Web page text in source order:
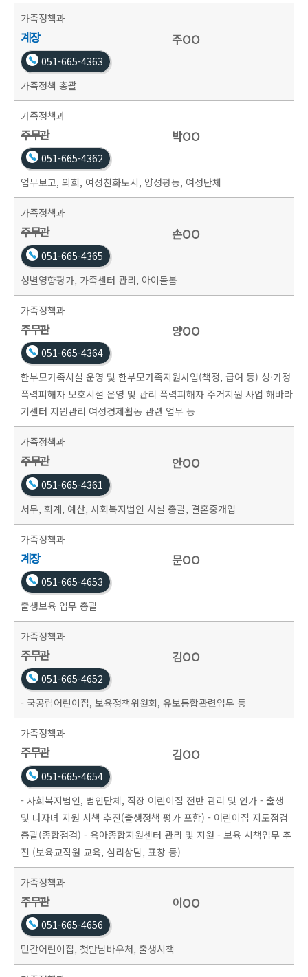
가족정책과
계장 주OO
051-665-4363
가족정책 총괄
가족정책과
주무관 박OO
051-665-4362
업무보고, 의회, 여성친화도시, 양성평등, 여성단체
가족정책과
주무관 손OO
051-665-4365
성별영향평가, 가족센터 관리, 아이돌봄
가족정책과
주무관 양OO
051-665-4364
한부모가족시설 운영 및 한부모가족지원사업(책정, 급여 등) 성·가정
폭력피해자 보호시설 운영 및 관리 폭력피해자 주거지원 사업 해바라
기센터 지원관리 여성경제활동 관련 업무 등
가족정책과
주무관 안OO
051-665-4361
서무, 회계, 예산, 사회복지법인 시설 총괄, 결혼중개업
가족정책과
계장 문OO
051-665-4653
출생보육 업무 총괄
가족정책과
주무관 김OO
051-665-4652
- 국공립어린이집, 보육정책위원회, 유보통합관련업무 등
가족정책과
주무관 김OO
051-665-4654
- 사회복지법인, 법인단체, 직장 어린이집 전반 관리 및 인가 - 출생
및 다자녀 지원 시책 추진(출생정책 평가 포함) - 어린이집 지도점검
총괄(종합점검) - 육아종합지원센터 관리 및 지원 - 보육 시책업무 추
진 (보육교직원 교육, 심리상담, 표창 등)
가족정책과
주무관 이OO
051-665-4656
민간어린이집, 첫만남바우처, 출생시책